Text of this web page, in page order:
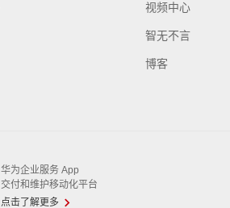
视频中心
智无不言
博客
华为企业服务 App
交付和维护移动化平台
点击了解更多